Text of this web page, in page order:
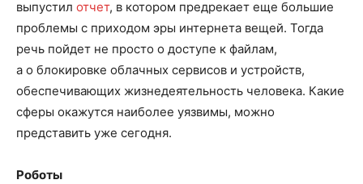
выпустил отчет, в котором предрекает еще большие
проблемы с приходом эры интернета вещей. Тогда
речь пойдет не просто о доступе к файлам,
а о блокировке облачных сервисов и устройств,
обеспечивающих жизнедеятельность человека. Какие
сферы окажутся наиболее уязвимы, можно
представить уже сегодня.
Роботы